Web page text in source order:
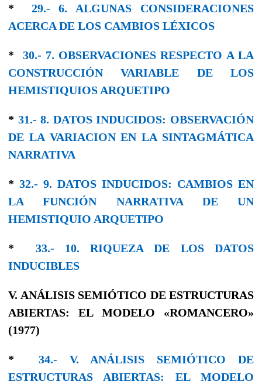
* 29.- 6. ALGUNAS CONSIDERACIONES
ACERCA DE LOS CAMBIOS LÉXICOS
* 30.- 7. OBSERVACIONES RESPECTO A LA
CONSTRUCCIÓN VARIABLE DE LOS
HEMISTIQUIOS ARQUETIPO
* 31.- 8. DATOS INDUCIDOS: OBSERVACIÓN
DE LA VARIACION EN LA SINTAGMÁTICA
NARRATIVA
* 32.- 9. DATOS INDUCIDOS: CAMBIOS EN
LA FUNCIÓN NARRATIVA DE UN
HEMISTIQUIO ARQUETIPO
* 33.- 10. RIQUEZA DE LOS DATOS
INDUCIBLES
V. ANÁLISIS SEMIÓTICO DE ESTRUCTURAS
ABIERTAS: EL MODELO «ROMANCERO»
(1977)
* 34.- V. ANÁLISIS SEMIÓTICO DE
ESTRUCTURAS ABIERTAS: EL MODELO